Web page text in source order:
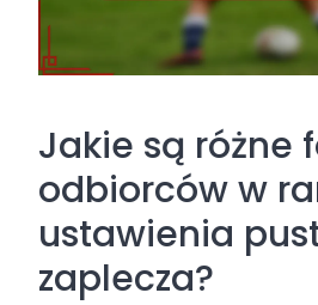
Jakie są różne
odbiorców w
ustawienia
zaplecza?